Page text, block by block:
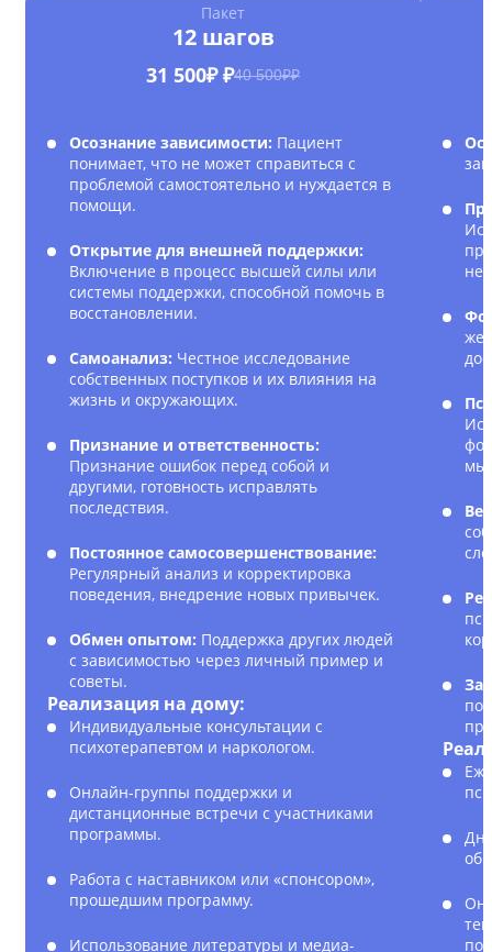
Пакет
12 шагов
31 500₽ ₽40 500₽₽
Осознание зависимости: Пациент
понимает, что не может справиться с
проблемой самостоятельно и нуждается в
помощи.
Открытие для внешней поддержки:
Включение в процесс высшей силы или
системы поддержки, способной помочь в
восстановлении.
Самоанализ: Честное исследование
собственных поступков и их влияния на
жизнь и окружающих.
Признание и ответственность:
Признание ошибок перед собой и
другими, готовность исправлять
последствия.
Постоянное самосовершенствование:
Регулярный анализ и корректировка
поведения, внедрение новых привычек.
Обмен опытом: Поддержка других людей
с зависимостью через личный пример и
советы.
Реализация на дому:
Индивидуальные консультации с
психотерапевтом и наркологом.
Онлайн-группы поддержки и
дистанционные встречи с участниками
программы.
Работа с наставником или «спонсором»,
прошедшим программу.
Использование литературы и медиа-